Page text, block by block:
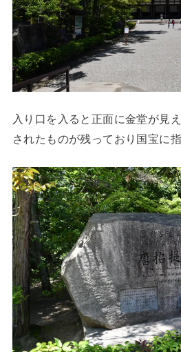
入り口を入ると正面に金堂が見
されたものが残っており国宝に